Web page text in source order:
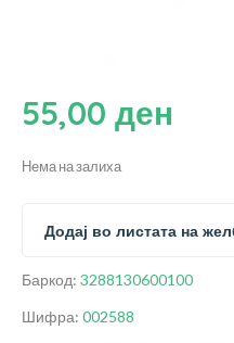
55,00 ден
Нема на залиха
Додај во листата на
Баркод: 3288130600100
Шифра: 002588